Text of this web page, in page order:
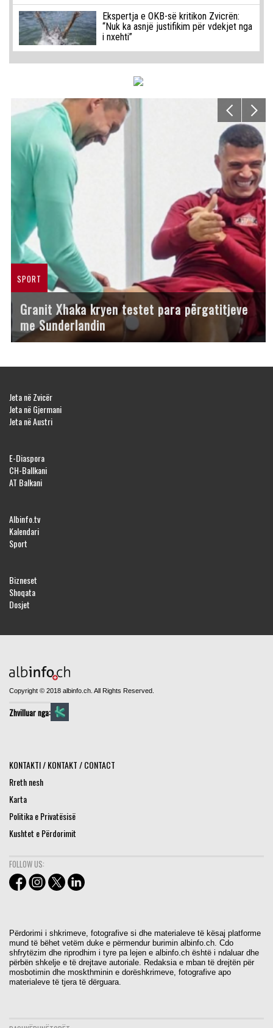
Ekspertja e OKB-së kritikon Zvicrën:
“Nuk ka asnjë justifikim për vdekjet nga
i nxehti”
SPORT
Granit Xhaka kryen testet para përgatitjeve
me Sunderlandin
Jeta në Zvicër
Jeta në Gjermani
Jeta në Austri
E-Diaspora
CH-Ballkani
AT Balkani
Albinfo.tv
Kalendari
Sport
Bizneset
Shoqata
Dosjet
Copyright © 2018 albinfo.ch. All Rights Reserved.
Zhvilluar nga:
KONTAKTI / KONTAKT / CONTACT
Rreth nesh
Karta
Politika e Privatësisë
Kushtet e Përdorimit
FOLLOW US:
Përdorimi i shkrimeve, fotografive si dhe materialeve të kësaj platforme
mund të bëhet vetëm duke e përmendur burimin albinfo.ch. Cdo
shfrytëzim dhe riprodhim i tyre pa lejen e albinfo.ch është i ndaluar dhe
përbën shkelje e të drejtave autoriale. Redaksia e mban të drejtën për
mosbotimin dhe moskthminin e dorëshkrimeve, fotografive apo
materialeve të tjera të dërguara.